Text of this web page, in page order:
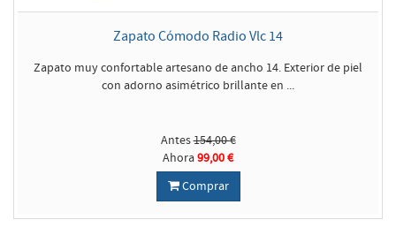
Zapato Cómodo Radio Vlc 14
Zapato muy confortable artesano de ancho 14. Exterior de piel
con adorno asimétrico brillante en ...
Antes154,00 €
Ahora99,00 €
Comprar